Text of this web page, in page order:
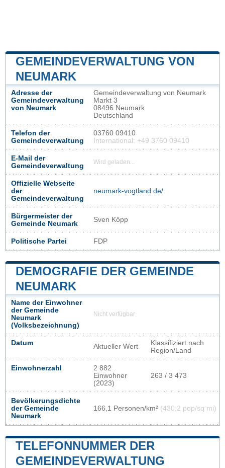
GEMEINDEVERWALTUNG VON
NEUMARK
Adresse der
Gemeindeverwaltung
von Neumark
Gemeindeverwaltung von Neumark
Markt 3
08496 Neumark
Deutschland
Telefon der
Gemeindeverwaltung
03760 09410
International: +49 3760 09410
E-Mail der
Gemeindeverwaltung
Wird geladen...
Offizielle Webseite
der
Gemeindeverwaltung
neumark-vogtland.de/
Bürgermeister der
Gemeinde Neumark
Sven Köpp
Politische Partei FDP
DEMOGRAFIE DER GEMEINDE
NEUMARK
Name der Einwohner
der Gemeinde
Neumark
(Volksbezeichnung)
Nicht verfügbar
Datum Aktueller Wert
Klassifiziert nach
Region/Land
Einwohnerzahl
2 882
Einwohner
(2023)
263 / 3 473
Bevölkerungsdichte
der Gemeinde
Neumark
166,1 Personen/km² (430,2 pop/sq mi)
TELEFONNUMMER DER
GEMEINDEVERWALTUNG